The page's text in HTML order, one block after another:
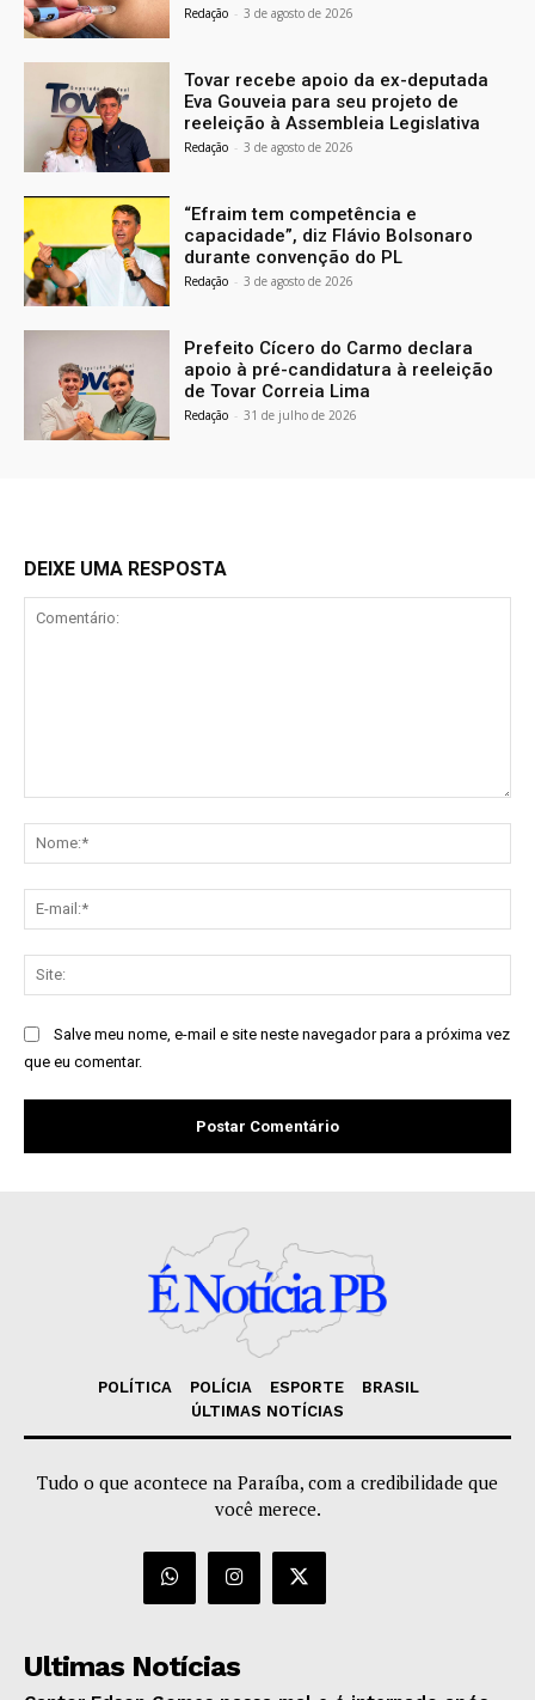
Redação - 3 de agosto de 2026
Tovar recebe apoio da ex-deputada
Eva Gouveia para seu projeto de
reeleição à Assembleia Legislativa
Redação - 3 de agosto de 2026
“Efraim tem competência e
capacidade”, diz Flávio Bolsonaro
durante convenção do PL
Redação - 3 de agosto de 2026
Prefeito Cícero do Carmo declara
apoio à pré-candidatura à reeleição
de Tovar Correia Lima
Redação - 31 de julho de 2026
DEIXE UMA RESPOSTA
Salve meu nome, e-mail e site neste navegador para a próxima vez
que eu comentar.
POLÍTICA POLÍCIA ESPORTE
BRASIL
ÚLTIMAS NOTÍCIAS
Tudo o que acontece na Paraíba, com a credibilidade que
você merece.
Ultimas Notícias